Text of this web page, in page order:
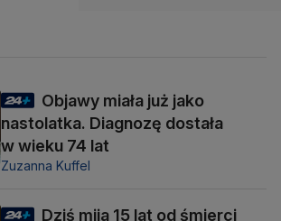
Objawy miała już jako
nastolatka. Diagnozę dostała
w wieku 74 lat
Zuzanna Kuffel
Dziś mija 15 lat od śmierci